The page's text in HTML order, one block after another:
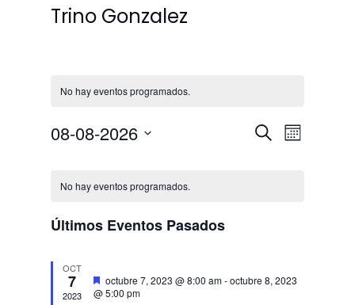
Trino Gonzalez
No hay eventos programados.
Buscar
de
Mes
08-08-2026
fecha.
de
No hay eventos programados.
Últimos Eventos Pasados
OCT
7
2023
Destacado
octubre 7, 2023 @ 8:00 am-octubre 8, 2023
@ 5:00 pm